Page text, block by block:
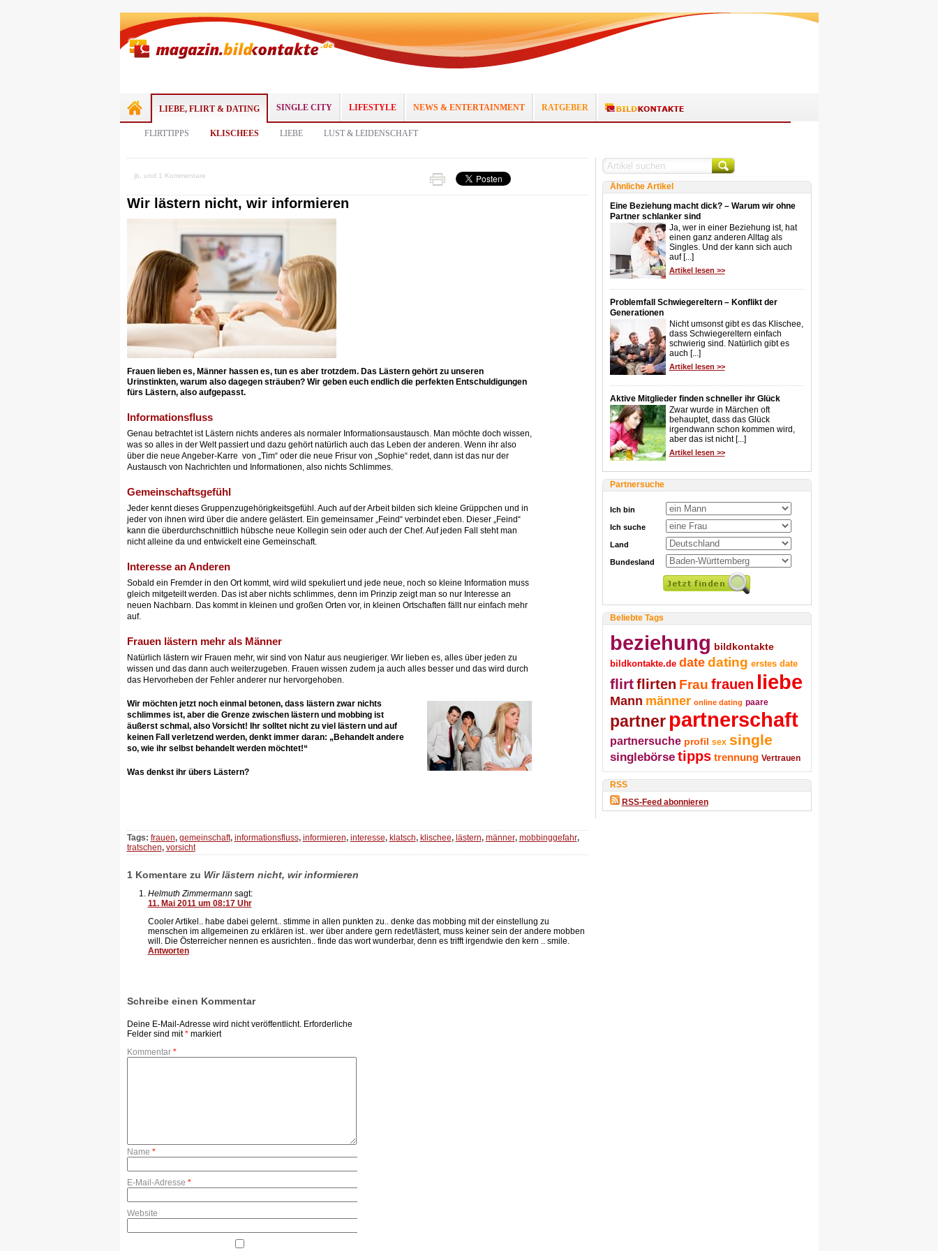
LIEBE, FLIRT & DATING
FLIRTTIPPS KLISCHEES LIEBE LUST & LEIDENSCHAFT
SINGLE CITY LIFESTYLE NEWS & ENTERTAINMENT RATGEBER
jb, und 1 Kommentare
Wir lästern nicht, wir informieren
Frauen lieben es, Männer hassen es, tun es aber trotzdem. Das Lästern gehört zu unseren
Urinstinkten, warum also dagegen sträuben? Wir geben euch endlich die perfekten Entschuldigungen
fürs Lästern, also aufgepasst.
Informationsfluss
Genau betrachtet ist Lästern nichts anderes als normaler Informationsaustausch. Man möchte doch wissen,
was so alles in der Welt passiert und dazu gehört natürlich auch das Leben der anderen. Wenn ihr also
über die neue Angeber-Karre von „Tim“ oder die neue Frisur von „Sophie“ redet, dann ist das nur der
Austausch von Nachrichten und Informationen, also nichts Schlimmes.
Gemeinschaftsgefühl
Jeder kennt dieses Gruppenzugehörigkeitsgefühl. Auch auf der Arbeit bilden sich kleine Grüppchen und in
jeder von ihnen wird über die andere gelästert. Ein gemeinsamer „Feind“ verbindet eben. Dieser „Feind“
kann die überdurchschnittlich hübsche neue Kollegin sein oder auch der Chef. Auf jeden Fall steht man
nicht alleine da und entwickelt eine Gemeinschaft.
Interesse an Anderen
Sobald ein Fremder in den Ort kommt, wird wild spekuliert und jede neue, noch so kleine Information muss
gleich mitgeteilt werden. Das ist aber nichts schlimmes, denn im Prinzip zeigt man so nur Interesse an
neuen Nachbarn. Das kommt in kleinen und großen Orten vor, in kleinen Ortschaften fällt nur einfach mehr
auf.
Frauen lästern mehr als Männer
Natürlich lästern wir Frauen mehr, wir sind von Natur aus neugieriger. Wir lieben es, alles über jeden zu
wissen und das dann auch weiterzugeben. Frauen wissen zudem ja auch alles besser und das wird durch
das Hervorheben der Fehler anderer nur hervorgehoben.
Wir möchten jetzt noch einmal betonen, dass lästern zwar nichts
schlimmes ist, aber die Grenze zwischen lästern und mobbing ist
äußerst schmal, also Vorsicht! Ihr solltet nicht zu viel lästern und auf
keinen Fall verletzend werden, denkt immer daran: „Behandelt andere
so, wie ihr selbst behandelt werden möchtet!“
Was denkst ihr übers Lästern?
Tags: frauen, gemeinschaft, informationsfluss, informieren, interesse, klatsch, klischee, lästern, männer, mobbinggefahr,
tratschen, vorsicht
1 Komentare zu Wir lästern nicht, wir informieren
Helmuth Zimmermann sagt:
11. Mai 2011 um 08:17 Uhr
Cooler Artikel.. habe dabei gelernt.. stimme in allen punkten zu.. denke das mobbing mit der einstellung zu
menschen im allgemeinen zu erklären ist.. wer über andere gern redet/lästert, muss keiner sein der andere mobben
will. Die Österreicher nennen es ausrichten.. finde das wort wunderbar, denn es trifft irgendwie den kern .. smile.
Antworten
Schreibe einen Kommentar
Deine E-Mail-Adresse wird nicht veröffentlicht. Erforderliche
Felder sind mit*markiert
Kommentar *
Name *
E-Mail-Adresse *
Website
Ähnliche Artikel
Eine Beziehung macht dick? – Warum wir ohne
Partner schlanker sind
Ja, wer in einer Beziehung ist, hat
einen ganz anderen Alltag als
Singles. Und der kann sich auch
auf [...]
Artikel lesen >>
Problemfall Schwiegereltern – Konflikt der
Generationen
Nicht umsonst gibt es das Klischee,
dass Schwiegereltern einfach
schwierig sind. Natürlich gibt es
auch [...]
Artikel lesen >>
Aktive Mitglieder finden schneller ihr Glück
Zwar wurde in Märchen oft
behauptet, dass das Glück
irgendwann schon kommen wird,
aber das ist nicht [...]
Artikel lesen >>
Partnersuche
Ich bin
Ich suche
Land
Bundesland
Beliebte Tags
beziehung bildkontakte
bildkontakte.de date dating erstes date
flirt flirten Frau frauen liebe
Mann männer online dating paare
partner partnerschaft
partnersuche profil sex single
singlebörse tipps trennung Vertrauen
RSS
RSS-Feed abonnieren